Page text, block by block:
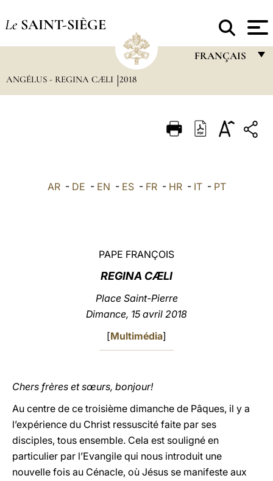
Le SAINT-SIÈGE
FRANÇAIS
ITALIANO
ANGÉLUS - REGINA CÆLI 2018
AR- DE - EN - ES- FR- HR- IT- PT
PAPE FRANÇOIS
REGINA CÆLI
Place Saint-Pierre
Dimance, 15 avril 2018
[Multimédia]
Chers frères et sœurs, bonjour!
Au centre de ce troisième dimanche de Pâques, il y a
l’expérience du Christ ressuscité faite par ses
disciples, tous ensemble. Cela est souligné en
particulier par l’Evangile qui nous introduit une
nouvelle fois au Cénacle, où Jésus se manifeste aux